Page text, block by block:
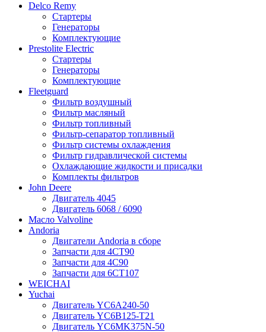
Delco Remy
Стартеры
Генераторы
Комплектующие
Prestolite Electric
Стартеры
Генераторы
Комплектующие
Fleetguard
Фильтр воздушный
Фильтр масляный
Фильтр топливный
Фильтр-сепаратор топливный
Фильтр системы охлаждения
Фильтр гидравлической системы
Охлаждающие жидкости и присадки
Комплекты фильтров
John Deere
Двигатель 4045
Двигатель 6068 / 6090
Масло Valvoline
Andoria
Двигатели Andoria в сборе
Запчасти для 4CT90
Запчасти для 4С90
Запчасти для 6CT107
WEICHAI
Yuchai
Двигатель YC6A240-50
Двигатель YC6B125-T21
Двигатель YC6MK375N-50